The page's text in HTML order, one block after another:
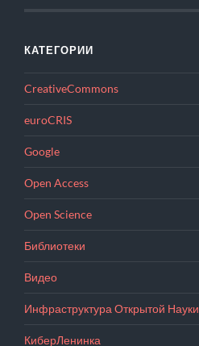
КАТЕГОРИИ
CreativeCommons
euroCRIS
Google
Open Access
Open Science
Библиотеки
Видео
Инфраструктура Открытой Науки
КиберЛенинка